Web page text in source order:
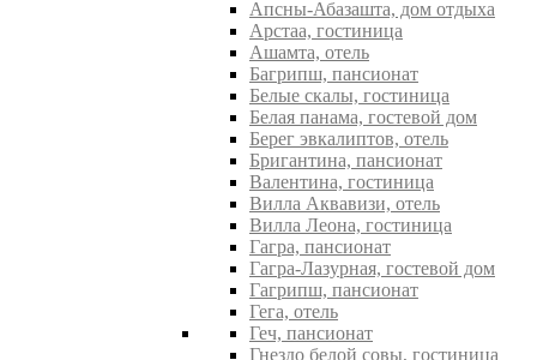
Апсны-Абазашта, дом отдыха
Арстаа, гостиница
Ашамта, отель
Багрипш, пансионат
Белые скалы, гостиница
Белая панама, гостевой дом
Берег эвкалиптов, отель
Бригантина, пансионат
Валентина, гостиница
Вилла Аквавизи, отель
Вилла Леона, гостиница
Гагра, пансионат
Гагра-Лазурная, гостевой дом
Гагрипш, пансионат
Гега, отель
Геч, пансионат
Гнездо белой совы, гостиница